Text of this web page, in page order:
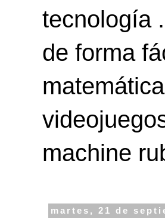
tecnología
de forma
machine
martes, 21 de